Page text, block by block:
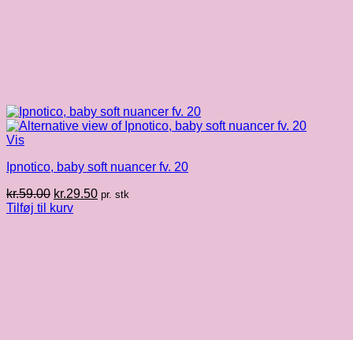
Vis
Ipnotico, baby soft nuancer fv. 20
kr.59.00 Den
oprindelige
kr.29.50Den
pr. stk
Tilføj til kurv